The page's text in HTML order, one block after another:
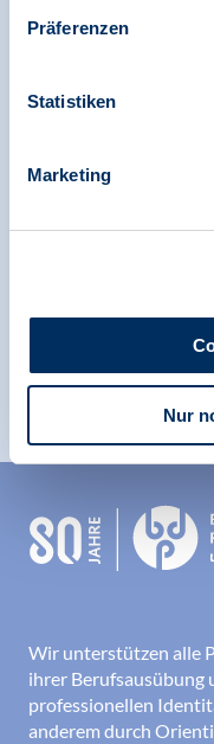
Präferenzen
Statistiken
Marketing
Nur
Dr. Robert
Hybrid |
/ Fachtag
Wir unterstützen alle
ihrer Berufsausübung
professionellen
anderem durch